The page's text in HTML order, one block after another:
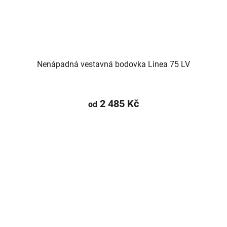
Nenápadná vestavná bodovka Linea 75 LV
od 2 485 Kč